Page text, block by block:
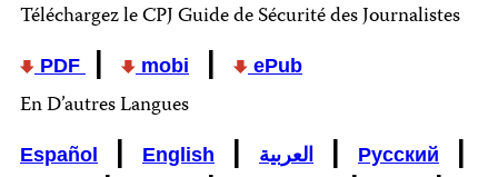
Téléchargez le CPJ Guide de Sécurité des Journalistes
PDF mobi ePub
En D’autres Langues
Español English العربية Русский